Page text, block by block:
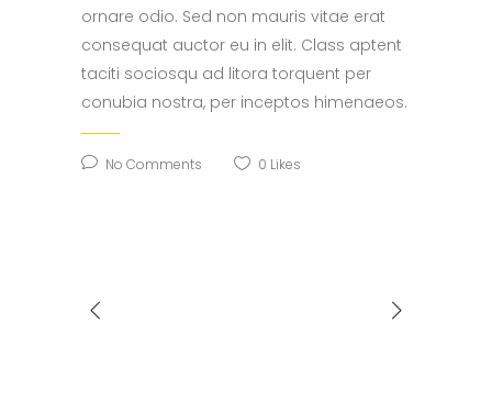
ornare odio. Sed non mauris vitae erat
consequat auctor eu in elit. Class aptent
taciti sociosqu ad litora torquent per
conubia nostra, per inceptos himenaeos.
No Comments 0 Likes